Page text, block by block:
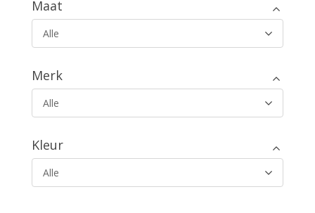
Maat
Alle
Merk
Alle
Kleur
Alle